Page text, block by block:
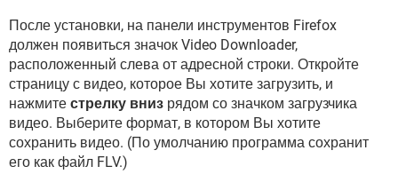
После установки, на панели инструментов Firefox
должен появиться значок Video Downloader,
расположенный слева от адресной строки. Откройте
страницу с видео, которое Вы хотите загрузить, и
нажмите стрелку вниз рядом со значком загрузчика
видео. Выберите формат, в котором Вы хотите
сохранить видео. (По умолчанию программа сохранит
его как файл FLV.)